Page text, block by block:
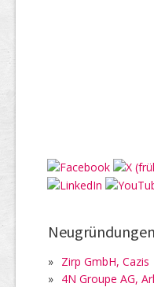
» Zirp GmbH, Cazis
» 4N Groupe AG,